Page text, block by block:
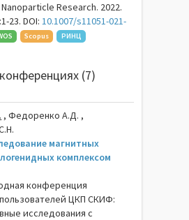
Research. 2022.
23. DOI:10.1007/s11051-021-
Scopus
РИНЦ
(7)
, Федоренко А.Д. ,
магнитных
комплексом
конференция
ЦКП СКИФ:
исследования с